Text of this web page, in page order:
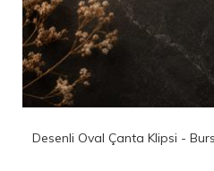
Desenli Oval Çanta Klipsi -